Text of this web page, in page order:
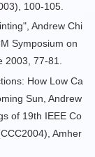
100-105.
", Andrew Chi
Symposium on
2003, 77-81.
How Low Ca
Sun, Andrew
of 19th IEEE Co
Amher